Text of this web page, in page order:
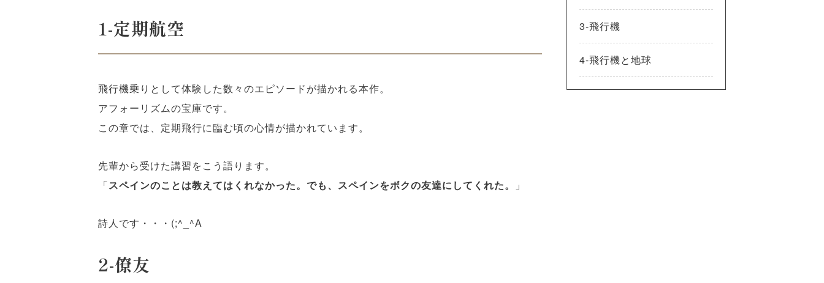
1-定期航空
飛行機乗りとして体験した数々のエピソードが描かれる本作。
アフォーリズムの宝庫です。
この章では、定期飛行に臨む頃の心情が描かれています。
先輩から受けた講習をこう語ります。
「スペインのことは教えてはくれなかった。でも、スペインをボクの友達にしてくれた。 」
詩人です・・・(;^_^A
2-僚友
3-飛行機
4-飛行機と地球